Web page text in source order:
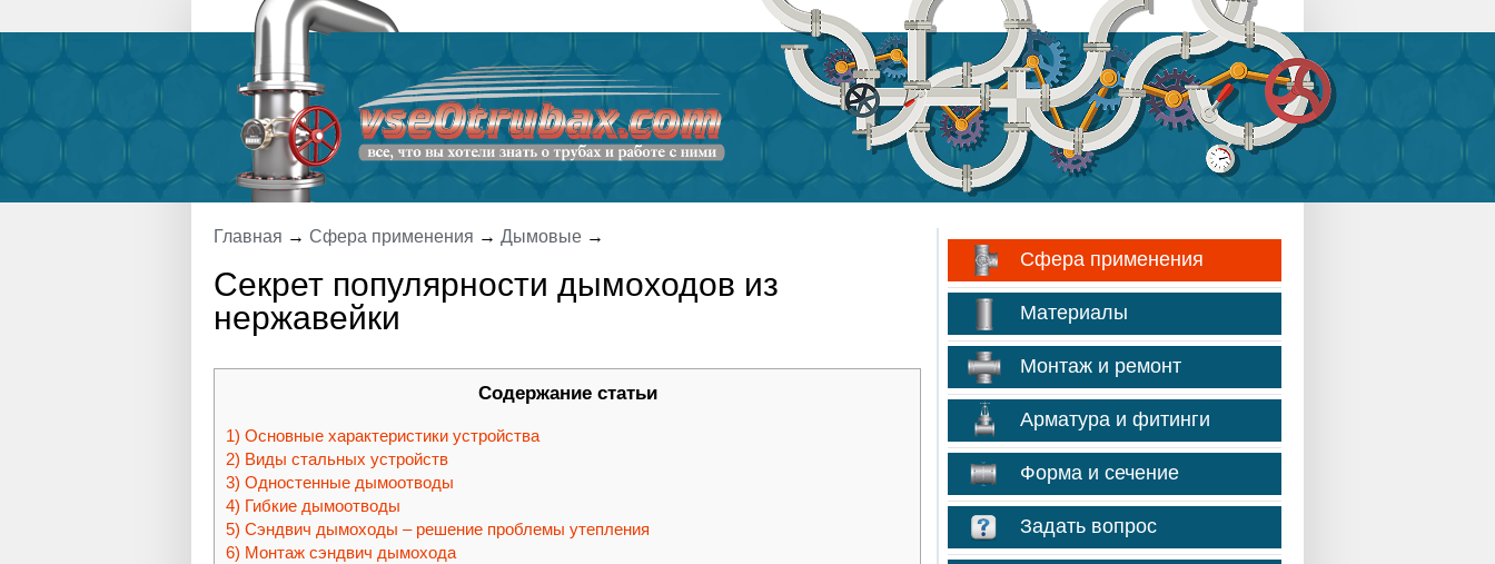
Главная → Сфера применения → Дымовые →
Секрет популярности дымоходов из
нержавейки
Содержание статьи
Основные характеристики устройства
Виды стальных устройств
Одностенные дымоотводы
Гибкие дымоотводы
Сэндвич дымоходы – решение проблемы утепления
Монтаж сэндвич дымохода
Сфера применения
Материалы
Монтаж и ремонт
Арматура и фитинги
Форма и сечение
Задать вопрос